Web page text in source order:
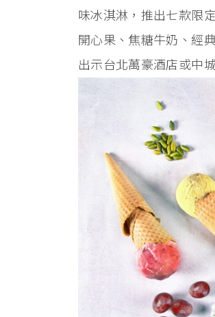
味冰淇淋，推出七款限
開心果、焦糖牛奶、經
出示台北萬豪酒店或中